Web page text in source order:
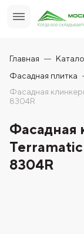
Главная
Фасадная плитка
Фасадная
8304R
Фасадная
8304R